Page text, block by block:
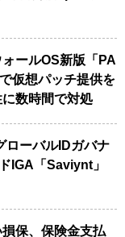
ールOS新版「PA
仮想パッチ提供を
数時間で対処
ローバルIDガバナ
IGA「Saviynt」
保、保険金支払